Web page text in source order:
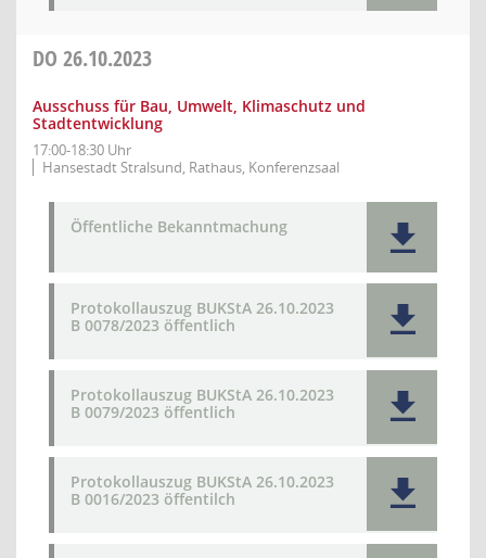
DO 26.10.2023
Ausschuss für Bau, Umwelt, Klimaschutz und
Stadtentwicklung
17:00-18:30 Uhr
Hansestadt Stralsund, Rathaus, Konferenzsaal
Öffentliche Bekanntmachung
Protokollauszug BUKStA 26.10.2023
B 0078/2023 öffentlich
Protokollauszug BUKStA 26.10.2023
B 0079/2023 öffentlich
Protokollauszug BUKStA 26.10.2023
B 0016/2023 öffentilch